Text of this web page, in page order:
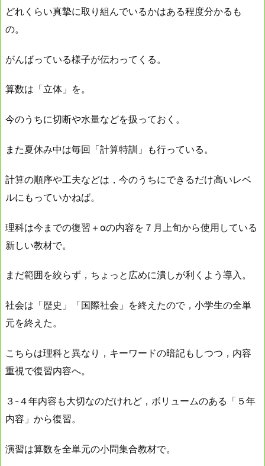
どれくらい真摯に取り組んでいるかはある程度分かるも
の。
がんばっている様子が伝わってくる。
算数は「立体」を。
今のうちに切断や水量などを扱っておく。
また夏休み中は毎回「計算特訓」も行っている。
計算の順序や工夫などは，今のうちにできるだけ高いレベ
ルにもっていかねば。
理科は今までの復習＋αの内容を７月上旬から使用している
新しい教材で。
まだ範囲を絞らず，ちょっと広めに潰しが利くよう導入。
社会は「歴史」「国際社会」を終えたので，小学生の全単
元を終えた。
こちらは理科と異なり，キーワードの暗記もしつつ，内容
重視で復習内容へ。
３-４年内容も大切なのだけれど，ボリュームのある「５年
内容」から復習。
演習は算数を全単元の小問集合教材で。